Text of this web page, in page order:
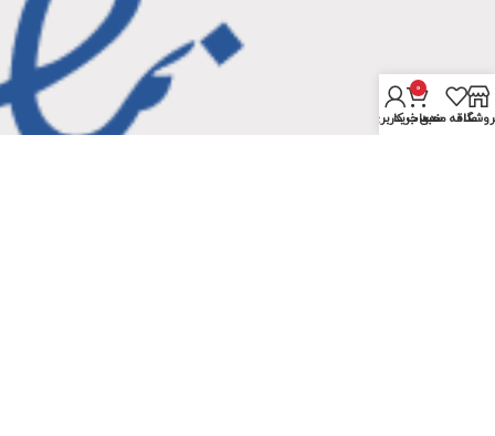
علاقه مندی
0
سبد خرید
حساب کاربری من